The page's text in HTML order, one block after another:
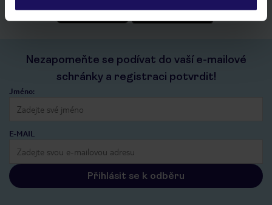
Nezapomeňte se podívat do vaší e-mailové
schránky a registraci potvrdit!
Jméno:
E-MAIL
Přihlásit se k odběru